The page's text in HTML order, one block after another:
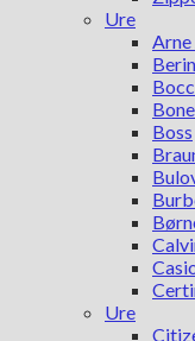
Ure
Arne
Boss
Ure